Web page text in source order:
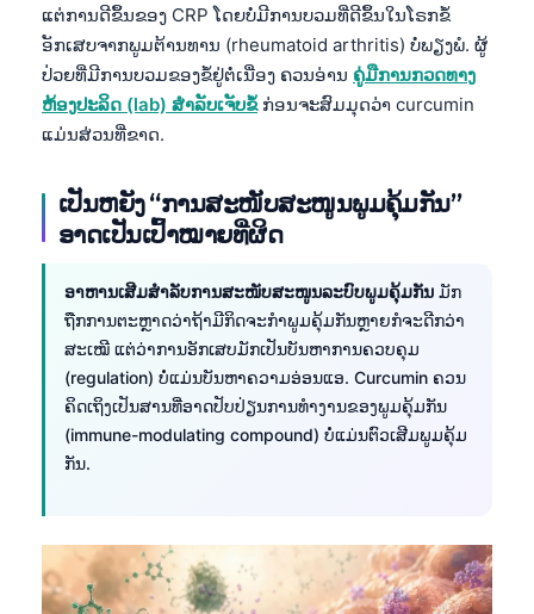
ແຕ່ການດີຂຶ້ນຂອງ CRP ໂດຍບໍ່ມີການບວມທີ່ດີຂຶ້ນໃນໂຣກຂໍ້
ອັກເສບຈາກພູມຕ້ານທານ (rheumatoid arthritis) ບໍ່ພຽງພໍ. ຜູ້
ປ່ວຍທີ່ມີການບວມຂອງຂໍ້ຢູ່ຕໍ່ເນື່ອງ ຄວນອ່ານ ຄູ່ມືການກວດທາງ
ຫ້ອງປະລິດ (lab) ສຳລັບເຈັບຂໍ້ກ່ອນຈະສົມມຸດວ່າ curcumin
ແມ່ນສ່ວນທີ່ຂາດ.
ເປັນຫຍັງ “ການສະໜັບສະໜູນພູມຄຸ້ມກັນ”
ອາດເປັນເປົ້າໝາຍທີ່ຜິດ
ອາຫານເສີມສຳລັບການສະໜັບສະໜູນລະບົບພູມຄຸ້ມກັນ ມັກ
ຖືກການຕະຫຼາດວ່າຖ້າມີກິດຈະກຳພູມຄຸ້ມກັນຫຼາຍກໍຈະດີກວ່າ
ສະເໝີ ແຕ່ວ່າການອັກເສບມັກເປັນບັນຫາການຄວບຄຸມ
(regulation) ບໍ່ແມ່ນບັນຫາຄວາມອ່ອນແອ. Curcumin ຄວນ
ຄິດເຖິງເປັນສານທີ່ອາດປັບປ່ຽນການທຳງານຂອງພູມຄຸ້ມກັນ
(immune-modulating compound) ບໍ່ແມ່ນຕົວເສີມພູມຄຸ້ມ
ກັນ.